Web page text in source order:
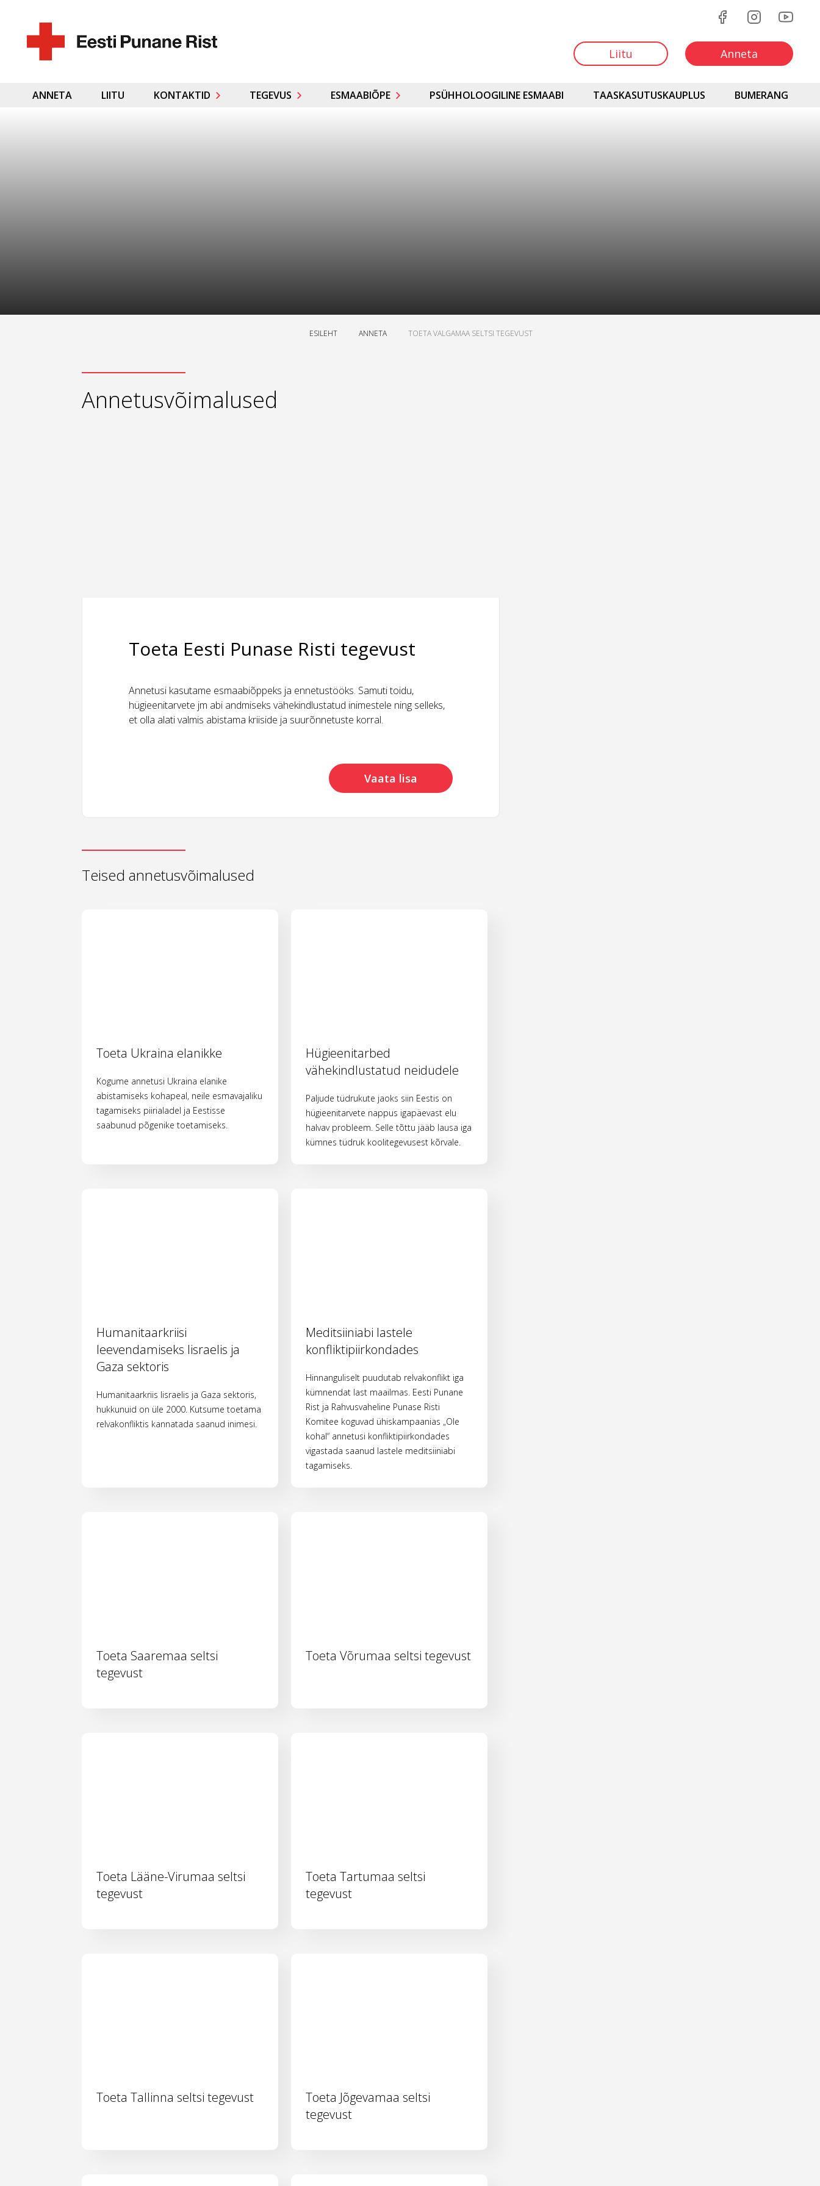
Liitu Anneta
ANNETA LIITU KONTAKTID TEGEVUS ESMAABIÕPE PSÜHHOLOOGILINE ESMAABI TAASKASUTUSKAUPLUS BUMERANG
ESILEHT ANNETA TOETA VALGAMAA SELTSI TEGEVUST
Annetusvõimalused
Toeta Eesti Punase Risti tegevust
Annetusi kasutame esmaabiõppeks ja ennetustööks. Samuti toidu,
hügieenitarvete jm abi andmiseks vähekindlustatud inimestele ning selleks,
et olla alati valmis abistama kriiside ja suurõnnetuste korral.
Vaata lisa
Teised annetusvõimalused
Toeta Ukraina elanikke
Kogume annetusi Ukraina elanike
abistamiseks kohapeal, neile esmavajaliku
tagamiseks piirialadel ja Eestisse
saabunud põgenike toetamiseks.
Hügieenitarbed
vähekindlustatud neidudele
Paljude tüdrukute jaoks siin Eestis on
hügieenitarvete nappus igapäevast elu
halvav probleem. Selle tõttu jääb lausa iga
kümnes tüdruk koolitegevusest kõrvale.
Humanitaarkriisi
leevendamiseks Iisraelis ja
Gaza sektoris
Humanitaarkriis Iisraelis ja Gaza sektoris,
hukkunuid on üle 2000. Kutsume toetama
relvakonfliktis kannatada saanud inimesi.
Meditsiiniabi lastele
konfliktipiirkondades
Hinnanguliselt puudutab relvakonflikt iga
kümnendat last maailmas. Eesti Punane
Rist ja Rahvusvaheline Punase Risti
Komitee koguvad ühiskampaanias „Ole
kohal“ annetusi konfliktipiirkondades
vigastada saanud lastele meditsiiniabi
tagamiseks.
Toeta Saaremaa seltsi
tegevust
Toeta Võrumaa seltsi tegevust
Toeta Lääne-Virumaa seltsi
tegevust
Toeta Tartumaa seltsi
tegevust
Toeta Tallinna seltsi tegevust
Toeta Jõgevamaa seltsi
tegevust